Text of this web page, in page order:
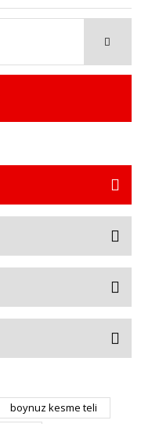
boynuz kesme teli